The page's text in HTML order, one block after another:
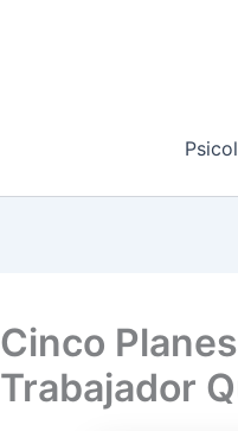
Cinco
Trabajador